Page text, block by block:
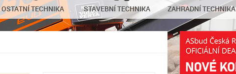
OSTATNÍ TECHNIKA STAVEBNÍ TECHNIKA ZAHRADNÍ TECHNIKA